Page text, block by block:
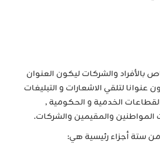
بالأفراد والشركات ليكون العنوان
لتلقي الاشعارات و التبليغات
الخدمية و الحكومية ,
والمقيمين والشركات.
ستة أجزاء رئيسية هي: